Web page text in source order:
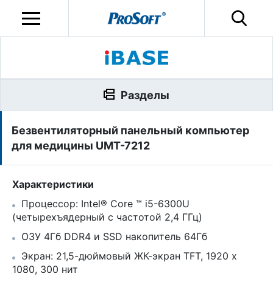
Безвентиляторный панельный компьютер
для медицины UMT-7212
Характеристики
Процессор: Intel® Core ™ i5-6300U
(четырехъядерный с частотой 2,4 ГГц)
ОЗУ 4Гб DDR4 и SSD накопитель 64Гб
Экран: 21,5-дюймовый ЖК-экран TFT, 1920 х
1080, 300 нит
Разделы